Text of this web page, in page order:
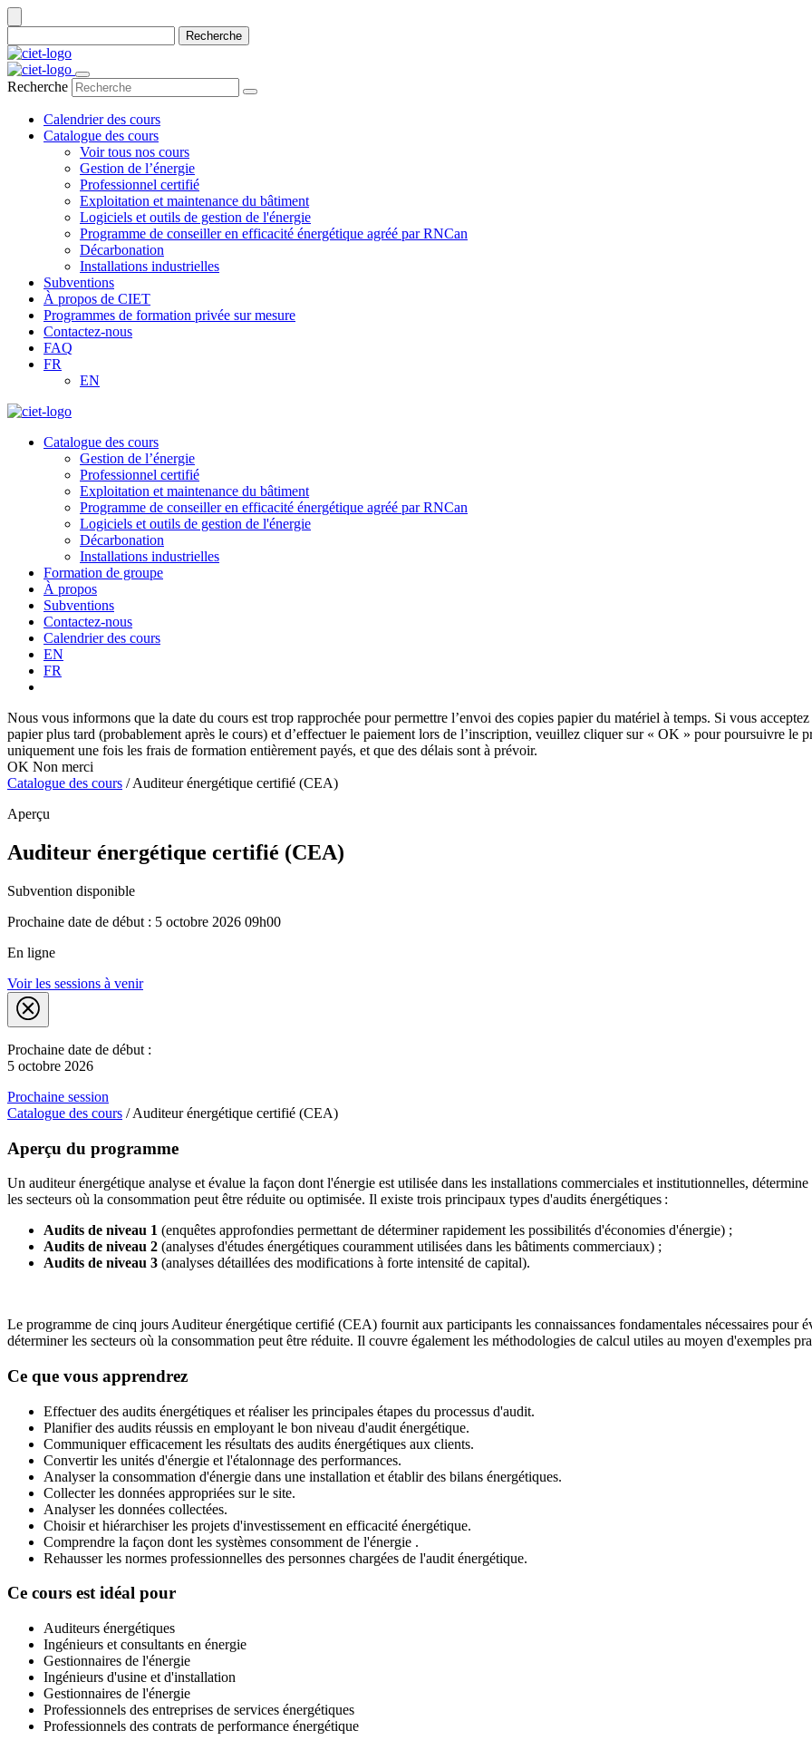
Recherche
Recherche
Calendrier des cours
Catalogue des cours
Voir tous nos cours
Gestion de l’énergie
Professionnel certifié
Exploitation et maintenance du bâtiment
Logiciels et outils de gestion de l'énergie
Programme de conseiller en efficacité énergétique agréé par RNCan
Décarbonation
Installations industrielles
Subventions
À propos de CIET
Programmes de formation privée sur mesure
Contactez-nous
FAQ
FR
EN
Catalogue des cours
Gestion de l’énergie
Professionnel certifié
Exploitation et maintenance du bâtiment
Programme de conseiller en efficacité énergétique agréé par RNCan
Logiciels et outils de gestion de l'énergie
Décarbonation
Installations industrielles
Formation de groupe
À propos
Subventions
Contactez-nous
Calendrier des cours
EN
FR
Nous vous informons que la date du cours est trop rapprochée pour permettre l’envoi des copies papier du matériel à temps. Si vous
papier plus tard (probablement après le cours) et d’effectuer le paiement lors de l’inscription, veuillez cliquer sur « OK » pour poursuivre le
uniquement une fois les frais de formation entièrement payés, et que des délais sont à prévoir.
OK Non merci
Catalogue des cours / Auditeur énergétique certifié (CEA)
Aperçu
Auditeur énergétique certifié (CEA)
Subvention disponible
Prochaine date de début : 5 octobre 2026 09h00
En ligne
Voir les sessions à venir
Prochaine date de début :
5 octobre 2026
Prochaine session
Catalogue des cours / Auditeur énergétique certifié (CEA)
Aperçu du programme
Un auditeur énergétique analyse et évalue la façon dont l'énergie est utilisée dans les installations commerciales et institutionnelles,
les secteurs où la consommation peut être réduite ou optimisée. Il existe trois principaux types d'audits énergétiques :
Audits de niveau 1 (enquêtes approfondies permettant de déterminer rapidement les possibilités d'économies d'énergie) ;
Audits de niveau 2 (analyses d'études énergétiques couramment utilisées dans les bâtiments commerciaux) ;
Audits de niveau 3 (analyses détaillées des modifications à forte intensité de capital).
Le programme de cinq jours Auditeur énergétique certifié (CEA) fournit aux participants les connaissances fondamentales nécessaires pour
déterminer les secteurs où la consommation peut être réduite. Il couvre également les méthodologies de calcul utiles au moyen d'exemples
Ce que vous apprendrez
Effectuer des audits énergétiques et réaliser les principales étapes du processus d'audit.
Planifier des audits réussis en employant le bon niveau d'audit énergétique.
Communiquer efficacement les résultats des audits énergétiques aux clients.
Convertir les unités d'énergie et l'étalonnage des performances.
Analyser la consommation d'énergie dans une installation et établir des bilans énergétiques.
Collecter les données appropriées sur le site.
Analyser les données collectées.
Choisir et hiérarchiser les projets d'investissement en efficacité énergétique.
Comprendre la façon dont les systèmes consomment de l'énergie .
Rehausser les normes professionnelles des personnes chargées de l'audit énergétique.
Ce cours est idéal pour
Auditeurs énergétiques
Ingénieurs et consultants en énergie
Gestionnaires de l'énergie
Ingénieurs d'usine et d'installation
Gestionnaires de l'énergie
Professionnels des entreprises de services énergétiques
Professionnels des contrats de performance énergétique